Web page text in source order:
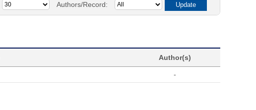
Authors/Record:
Author(s)
-